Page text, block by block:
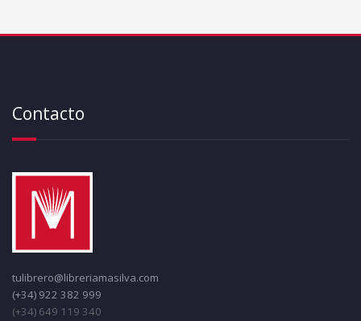
Contacto
tulibrero@libreriamasilva.com
(+34) 922 382 999
(+34) 649 119 340